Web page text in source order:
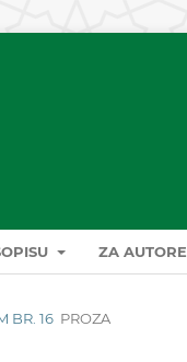
ZA AUTORE
BR. 16 PROZA